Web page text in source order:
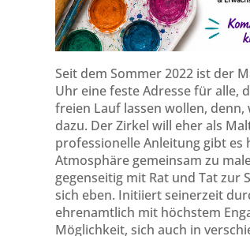
Seit dem Sommer 2022 ist der
Uhr eine feste Adresse für alle,
freien Lauf lassen wollen,
dazu. Der Zirkel will eher als
professionelle Anleitung gibt es
Atmosphäre gemeinsam zu
gegenseitig mit Rat und Tat zur
sich eben. Initiiert seinerzeit
ehrenamtlich mit höchstem
Möglichkeit, sich auch in